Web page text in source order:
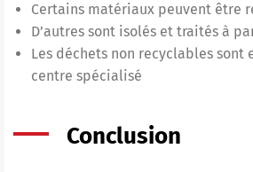
Certains matériaux peuvent être
D’autres sont isolés et traités à
Les déchets non recyclables sont
centre spécialisé
Conclusion